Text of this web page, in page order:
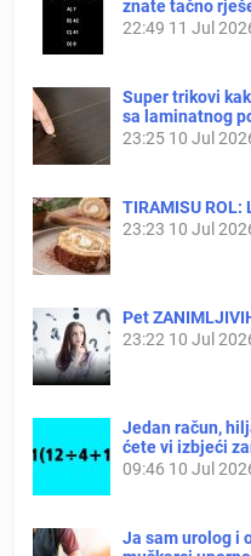
znate tačno
22:49 11 Jul
Super trikovi
sa laminatnog
23:25 10 Jul
TIRAMISU
23:23 10 Jul
Pet
23:22 10 Jul
Jedan račun,
ćete vi izbjeći
09:46 10 Jul
Ja sam urolog i